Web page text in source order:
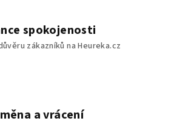
spokojenosti
zákazníků na Heureka.cz
a vrácení